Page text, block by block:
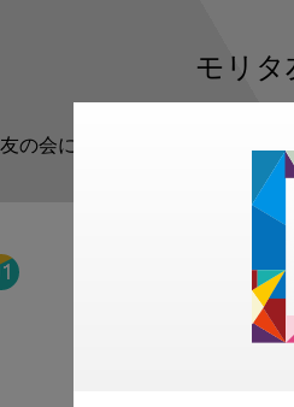
モリタ
の会に登録いただくと、デン